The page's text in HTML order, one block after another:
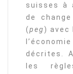
suisses à
de
(peg ) avec
décrites.
les